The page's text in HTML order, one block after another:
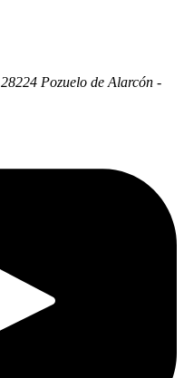
28224 Pozuelo de Alarcón -